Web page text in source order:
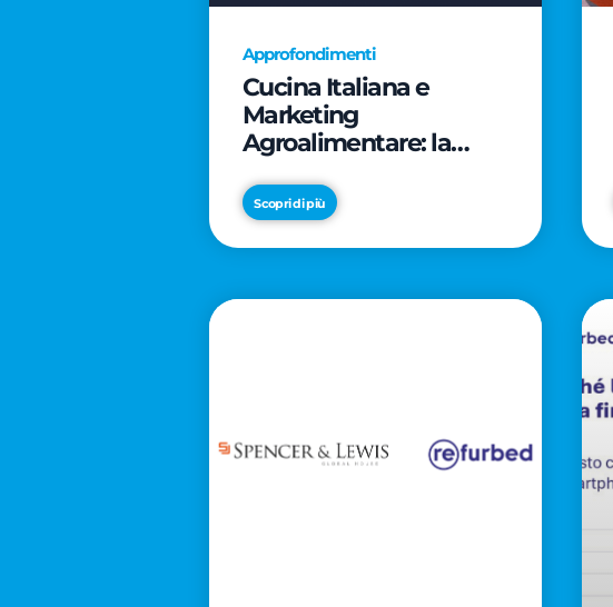
Approfondimenti
Cucina Italiana e
Marketing
Agroalimentare: la
milioni per trasformare
la tavola in asset
geopolitico
Scopri di più